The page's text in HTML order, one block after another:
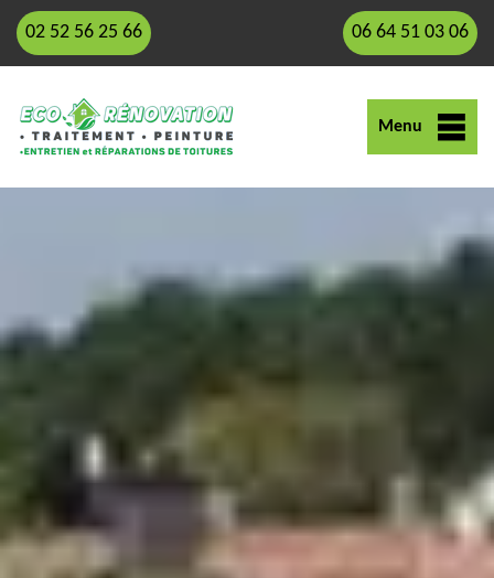
02 52 56 25 66 06 64 51 03 06
Menu